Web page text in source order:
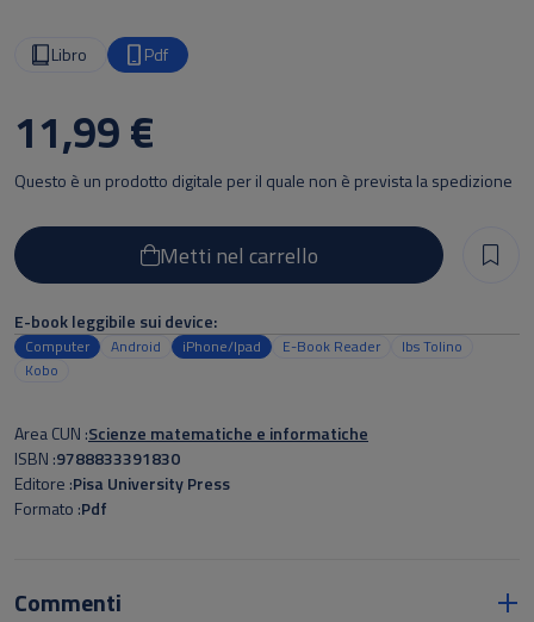
Libro Pdf
11,99 €
Metti nel carrello
Questo è un prodotto digitale per il quale non è prevista la spedizione
E-book leggibile sui device:
Computer Android iPhone/Ipad E-Book Reader
Ibs Tolino
Kobo
Area CUN Scienze matematiche e informatiche
ISBN 9788833391830
Editore Pisa University Press
Formato Pdf
Commenti